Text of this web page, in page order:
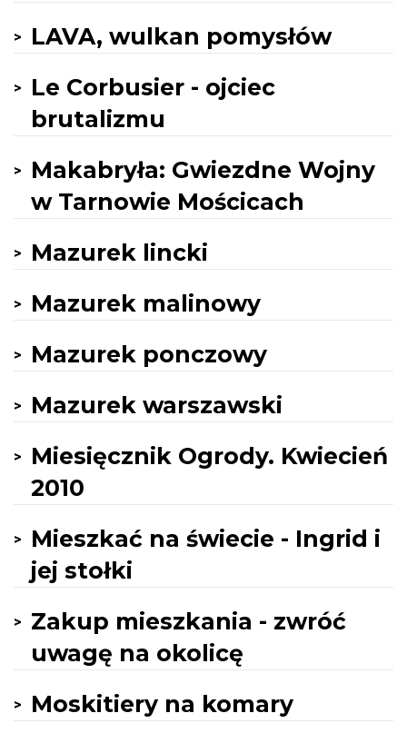
LAVA, wulkan pomysłów
Le Corbusier - ojciec
brutalizmu
Makabryła: Gwiezdne Wojny
w Tarnowie Mościcach
Mazurek lincki
Mazurek malinowy
Mazurek ponczowy
Mazurek warszawski
Miesięcznik Ogrody. Kwiecień
2010
Mieszkać na świecie - Ingrid i
jej stołki
Zakup mieszkania - zwróć
uwagę na okolicę
Moskitiery na komary